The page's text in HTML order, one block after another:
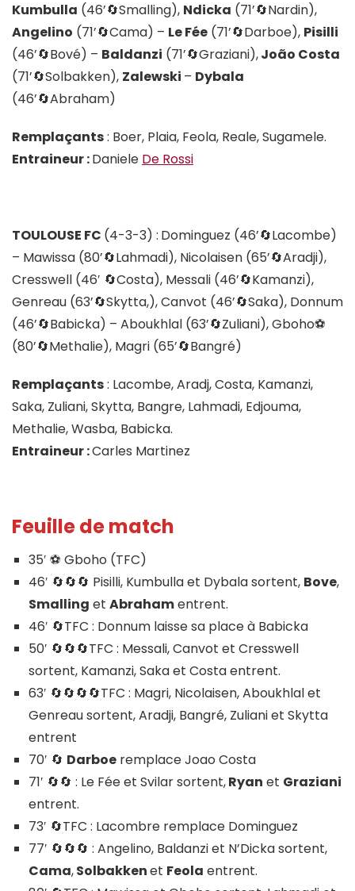
Kumbulla (46’🔄️Smalling), Ndicka (71’🔄️Nardin),
Angelino (71’🔄️Cama) – Le Fée (71’🔄️Darboe), Pisilli
(46’🔄️Bové) – Baldanzi (71’🔄️Graziani),João Costa
(71’🔄️Solbakken), Zalewski – Dybala
(46’🔄️Abraham)
Remplaçants: Boer, Plaia, Feola, Reale, Sugamele.
Entraineur :Daniele De Rossi
TOULOUSE FC (4-3-3) : Dominguez (46’🔄️Lacombe)
– Mawissa (80’🔄️Lahmadi), Nicolaisen (65’🔄️Aradji),
Cresswell (46′ 🔄️Costa), Messali (46’🔄️Kamanzi),
Genreau (63’🔄️Skytta,), Canvot (46’🔄️Saka), Donnum
(46’🔄️Babicka) – Aboukhlal (63’🔄️Zuliani), Gboho⚽
(80’🔄️Methalie), Magri (65’🔄️Bangré)
Remplaçants: Lacombe, Aradj, Costa, Kamanzi,
Saka, Zuliani, Skytta, Bangre, Lahmadi, Edjouma,
Methalie, Wasba, Babicka.
Entraineur :Carles Martinez
Feuille de match
35′ ⚽ Gboho (TFC)
46′ 🔄️🔄️🔄️ Pisilli, Kumbulla et Dybala sortent, Bove,
Smalling et Abrahamentrent.
46′ 🔄️TFC : Donnum laisse sa place à Babicka
50′ 🔄️🔄️🔄️TFC : Messali, Canvot et Cresswell
sortent, Kamanzi, Saka et Costa entrent.
63′ 🔄️🔄️🔄️🔄️TFC : Magri, Nicolaisen, Aboukhlal et
Genreau sortent, Aradji, Bangré, Zuliani et Skytta
entrent
70′ 🔄️ Darboeremplace Joao Costa
71′ 🔄️🔄️ : Le Fée et Svilar sortent,Ryan et Graziani
entrent.
73′ 🔄️TFC : Lacombre remplace Dominguez
77′ 🔄️🔄️🔄️ : Angelino, Baldanzi et N’Dicka sortent,
Cama,Solbakkenet Feola entrent.